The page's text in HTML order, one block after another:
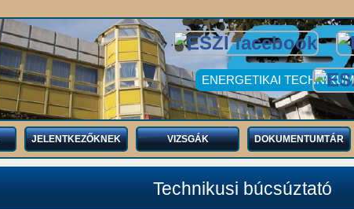
ENERGETIKAI
JELENTKEZŐKNEK VIZSGÁK DOKUMENTUMTÁR
Technikusi búcsúztató